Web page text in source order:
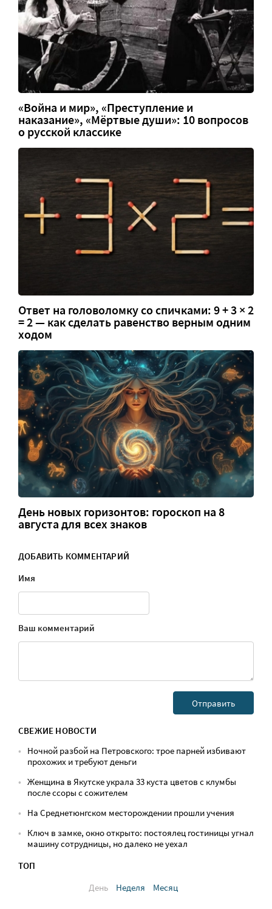
«Война и мир», «Преступление и
наказание», «Мёртвые души»: 10 вопросов
о русской классике
Ответ на головоломку со спичками: 9 + 3 × 2
= 2 — как сделать равенство верным одним
ходом
День новых горизонтов: гороскоп на 8
августа для всех знаков
ДОБАВИТЬ КОММЕНТАРИЙ
Имя
Ваш комментарий
СВЕЖИЕ НОВОСТИ
Ночной разбой на Петровского: трое парней избивают
прохожих и требуют деньги
Женщина в Якутске украла 33 куста цветов с клумбы
после ссоры с сожителем
На Среднетюнгском месторождении прошли учения
Ключ в замке, окно открыто: постоялец гостиницы угнал
машину сотрудницы, но далеко не уехал
ТОП
День
Неделя Месяц